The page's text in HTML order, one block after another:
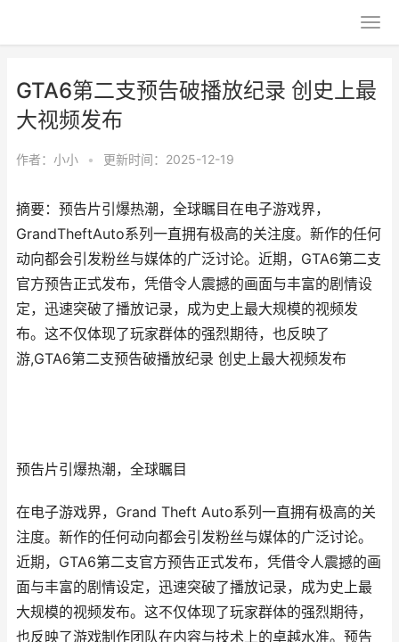
GTA6第二支预告破播放纪录 创史上最
大视频发布
作者： 小小 • 更新时间：2025-12-19
摘要：预告片引爆热潮，全球瞩目在电子游戏界，
GrandTheftAuto系列一直拥有极高的关注度。新作的任何
动向都会引发粉丝与媒体的广泛讨论。近期，GTA6第二支
官方预告正式发布，凭借令人震撼的画面与丰富的剧情设
定，迅速突破了播放记录，成为史上最大规模的视频发
布。这不仅体现了玩家群体的强烈期待，也反映了
游,GTA6第二支预告破播放纪录 创史上最大视频发布
预告片引爆热潮，全球瞩目
在电子游戏界，Grand Theft Auto系列一直拥有极高的关
注度。新作的任何动向都会引发粉丝与媒体的广泛讨论。
近期，GTA6第二支官方预告正式发布，凭借令人震撼的画
面与丰富的剧情设定，迅速突破了播放记录，成为史上最
大规模的视频发布。这不仅体现了玩家群体的强烈期待，
也反映了游戏制作团队在内容与技术上的卓越水准。预告